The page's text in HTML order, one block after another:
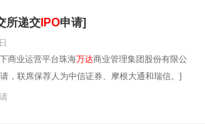
所递交 IPO申请]
商业运营平台珠海万达商业管理集团股份有限公
，联席保荐人为中信证券、摩根大通和瑞信。]